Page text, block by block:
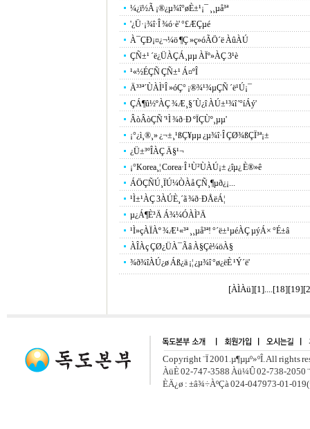
¼­¿ï½Ã ¡®¿µ¾î°øÈ­±¹¡¯ ¸¸µå³ª
'¿Ü·¡¾î·Î ¾ó·è' °£ÆÇµé
À¯ÇÐ¡¤¿¬¼ö ¶Ç »ç»óÃÖ´ë ÀûÀÚ
ÇÑ±¹ ´ë¿ÜÀÇÁ¸µµ ÀÏº»ÀÇ 3¹è
¹«½ÉÇÑ ÇÑ±¹ Á¤ºÎ
Ä³³ª´ÙÀÌ¹Î »óÇ° ¡®¾¹¾µÇÑ ´ë¹Ú¡¯
ÇÁ¶û½ºÀÇ ¾Æ¸§´Ù¿î ÀÚ±¹¾î '°íÁý'
ÂòÂòÇÑ '¹Ì ¾ð·Ð ºÏÇÙº¸µµ'
¡°¿ì¸®¸» ¿¬±¸¹ßÇ¥µµ ¿µ¾î·Î ÇØ¾ßÇÏ³ª¡±
¿Ü±³ºÎÀÇ Ä§¹¬
¡°Korea¸¦ Corea·Î ¹Ù²ÙÀÚ¡± ¿îµ¿ È®»ê
ÁÖÇÑÚ¸ÏÚ¼ÒÀå ÇÑ¸¶µð¿¡...
¹Ì±¹ÀÇ 3ÀÚÈ¸´ã ¾ð·ÐÅëÁ¦
µ¿Á¶È­³Ä Á¾¼ÓÀÌ³Ä
¹Ì»çÀÏÀº ¾Æ¹«³ª ¸¸µå³ª! °­´ë±¹µéÀÇ µýÁ× °É±â
ÀÎÀç ÇØ¿ÜÀ¯Ãâ À§Çè¼öÀ§
¾ð¾îÀÚ¿ø Áß¿ä ¡¦ ¿µ¾î °ø¿ëÈ­ ¹Ý´ë'
[ÀÌÀü][1]....[18][19][
Copyright ¨Ï 2001.µ¶µµº»ºÎ. All rights
ÀüÈ­ 02-747-3588 Àü¼Û 02-738-2050
ÈÄ¿ø : ±â¾÷ÀºÇà 024-047973-01-